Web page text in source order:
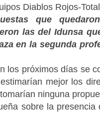
Diablos Rojos-
que
las del Idunsa
en la segunda
los próximos días se
mejor los
ninguna
sobre la